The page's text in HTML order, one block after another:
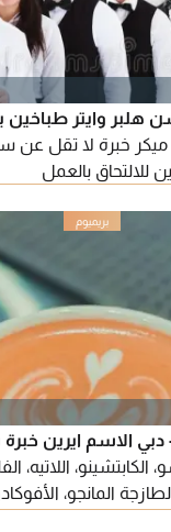
وايتر طباخين
خبرة لا تقل عن
بالعمل
دبي الاسم ايرين
الكابتشينو، اللاتيه،
المانجو،